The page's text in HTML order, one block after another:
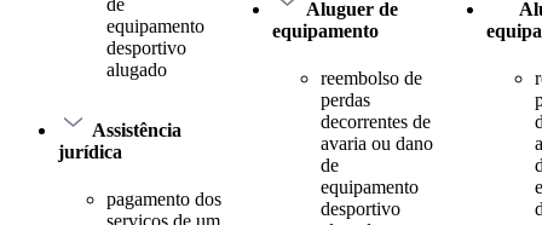
de
equipamento
desportivo
alugado
Assistência
jurídica
pagamento dos
serviços de um
Aluguer de
equipamento
reembolso de
perdas
decorrentes de
avaria ou dano
de
equipamento
desportivo